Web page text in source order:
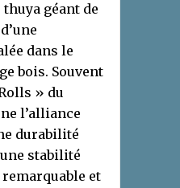
thuya géant de
dans le
bois. Souvent
» du
l’alliance
durabilité
stabilité
et